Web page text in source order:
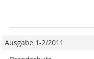
Ausgabe 1-2/2011